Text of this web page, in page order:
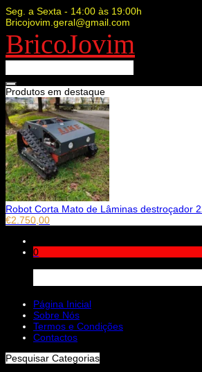
Seg. a Sexta - 14:00 às 19:00h
Bricojovim.geral@gmail.com
BricoJovim
Produtos em destaque
Robot Corta Mato de Lâminas destroçador
€2.750,00
0
Página Inicial
Sobre Nós
Termos e Condições
Contactos
Pesquisar Categorias